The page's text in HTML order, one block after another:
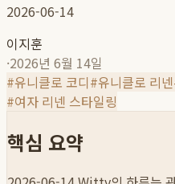
2026-06-14
이지훈
·2026년 6월 14일
#유니클로 코디#유니클로 리넨
#여자 리넨 스타일링
핵심 요약